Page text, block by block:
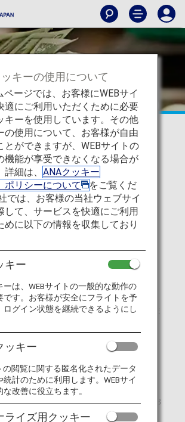
ルについて（日本国内線）
ールについて
賃適用基準日についてご案内します。
日について
、変更時などにより異なります。
び運賃適用基準日の具体例をご紹介しま
開始日に有効な運賃が適用されます。
羽田-新千歳）、復路（4/30 ANA58
レックスを往復で購入。
キーの使用について
ページでは、お客様にWEBサイ
適にご利用いただくために必要
キーを使用しています。その他
の使用について、お客様が自由
とができますが、WEBサイトの
機能が享受できなくなる場合が
細は、 ANAクッキー
ポリシーについて
をご覧くだ
では、お客様の当社ウェブサイ
して、サービスを快適にご利用
めに以下の情報を収集しており
キー
ーは、WEBサイトの一般的な動作の
です。お客様が安全にフライトを予
ログイン状態を継続できるようにし
ッキー
の閲覧に関する匿名化されたデータ
統計のために利用します。WEBサイ
な改善に役立ちます。
ライズ用クッキー